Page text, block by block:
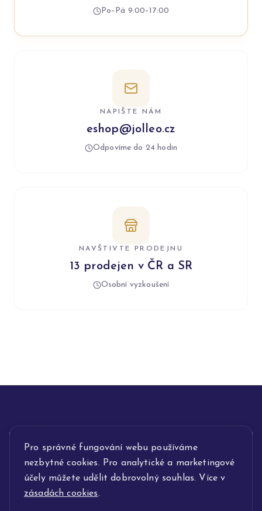
Pro správné fungování webu používáme
nezbytné cookies. Pro analytické a marketingové
účely můžete udělit dobrovolný souhlas. Více v
zásadách cookies.
Po–Pá 9:00–17:00
NAPIŠTE NÁM
eshop@jolleo.cz
Odpovíme do 24 hodin
NAVŠTIVTE PRODEJNU
13 prodejen v ČR a SR
Osobní vyzkoušení
INFORMACE
POPIS SLUŽEB